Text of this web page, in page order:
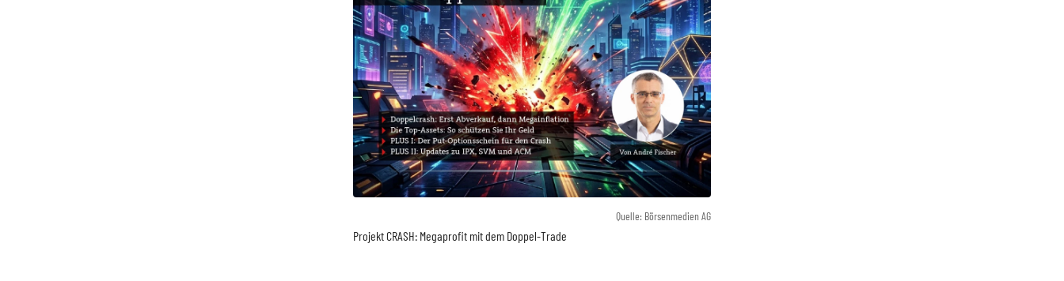
Quelle: Börsenmedien AG
Projekt CRASH: Megaprofit mit dem Doppel-Trade